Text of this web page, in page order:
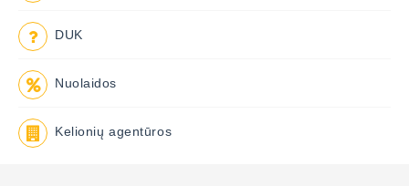
DUK
Nuolaidos
Kelionių agentūros